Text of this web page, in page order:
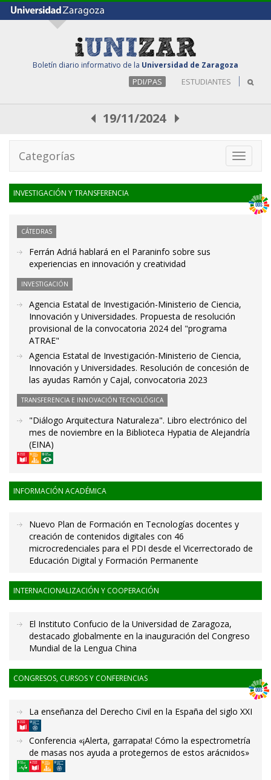
Boletín diario informativo de la Universidad de Zaragoza
PDI/PAS ESTUDIANTES
19/11/2024
Toggle
Categorías
INVESTIGACIÓN Y TRANSFERENCIA
CÁTEDRAS
Ferrán Adriá hablará en el Paraninfo sobre sus
experiencias en innovación y creatividad
INVESTIGACIÓN
Agencia Estatal de Investigación-Ministerio de Ciencia,
Innovación y Universidades. Propuesta de resolución
provisional de la convocatoria 2024 del "programa
ATRAE"
Agencia Estatal de Investigación-Ministerio de Ciencia,
Innovación y Universidades. Resolución de concesión de
las ayudas Ramón y Cajal, convocatoria 2023
TRANSFERENCIA E INNOVACIÓN TECNOLÓGICA
"Diálogo Arquitectura Naturaleza". Libro electrónico del
mes de noviembre en la Biblioteca Hypatia de Alejandría
(EINA)
INFORMACIÓN ACADÉMICA
Nuevo Plan de Formación en Tecnologías docentes y
creación de contenidos digitales con 46
microcredenciales para el PDI desde el Vicerrectorado de
Educación Digital y Formación Permanente
INTERNACIONALIZACIÓN Y COOPERACIÓN
El Instituto Confucio de la Universidad de Zaragoza,
destacado globalmente en la inauguración del Congreso
Mundial de la Lengua China
CONGRESOS, CURSOS Y CONFERENCIAS
La enseñanza del Derecho Civil en la España del siglo XXI
Conferencia «¡Alerta, garrapata! Cómo la espectrometría
de masas nos ayuda a protegernos de estos arácnidos»